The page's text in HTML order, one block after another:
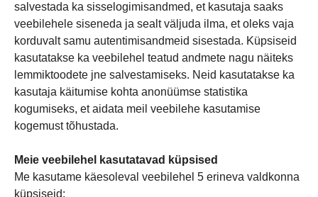
salvestada ka sisselogimisandmed, et kasutaja saaks
veebilehele siseneda ja sealt väljuda ilma, et oleks vaja
korduvalt samu autentimisandmeid sisestada. Küpsiseid
kasutatakse ka veebilehel teatud andmete nagu näiteks
lemmiktoodete jne salvestamiseks. Neid kasutatakse ka
kasutaja käitumise kohta anonüümse statistika
kogumiseks, et aidata meil veebilehe kasutamise
kogemust tõhustada.
Meie veebilehel kasutatavad küpsised
Me kasutame käesoleval veebilehel 5 erineva valdkonna
küpsiseid: